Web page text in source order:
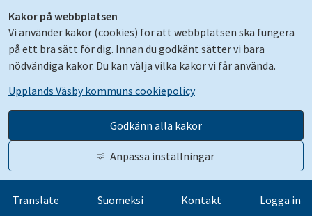
Kakor på webbplatsen
Vi använder kakor (cookies) för att webbplatsen ska fungera
på ett bra sätt för dig. Innan du godkänt sätter vi bara
nödvändiga kakor. Du kan välja vilka kakor vi får använda.
Upplands Väsby kommuns cookiepolicy
Godkänn alla kakor
Anpassa inställningar
Gå till innehåll
Translate Suomeksi Kontakt Logga in